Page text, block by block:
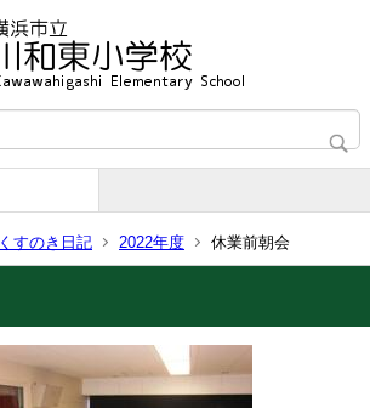
くすのき日記 2022年度 休業前朝会